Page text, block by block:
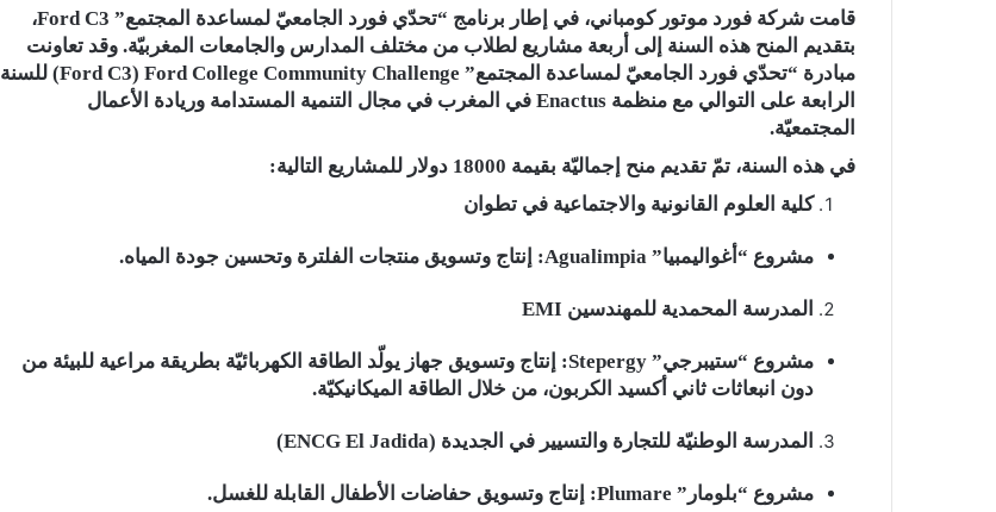
قامت شركة فورد موتور كومباني، في إطار برنامج “تحدّي فورد الجامعيّ لمساعدة المجتمع” Ford C3،
بتقديم المنح هذه السنة إلى أربعة مشاريع لطلاب من مختلف المدارس والجامعات المغربيّة. وقد تعاونت
مبادرة “تحدّي فورد الجامعيّ لمساعدة المجتمع” Ford College Community Challenge ‏(Ford C3) للسنة
الرابعة على التوالي مع منظمة Enactus في المغرب في مجال التنمية المستدامة وريادة الأعمال
المجتمعيّة.
في هذه السنة، تمّ تقديم منح إجماليّة بقيمة 18000 دولار للمشاريع التالية:
كلية العلوم القانونية والاجتماعية في تطوان
مشروع “أغواليمبيا” Agualimpia: إنتاج وتسويق منتجات الفلترة وتحسين جودة المياه.
المدرسة المحمدية للمهندسين EMI
مشروع “ستيبرجي” Stepergy: إنتاج وتسويق جهاز يولّد الطاقة الكهربائيّة بطريقة مراعية للبيئة من
دون انبعاثات ثاني أكسيد الكربون، من خلال الطاقة الميكانيكيّة.
المدرسة الوطنيّة للتجارة والتسيير في الجديدة (ENCG El Jadida)
مشروع “بلومار” Plumare: إنتاج وتسويق حفاضات الأطفال القابلة للغسل.